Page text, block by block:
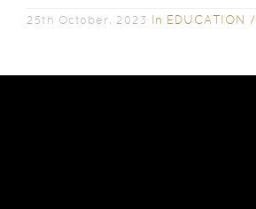
25th October, 2023 In EDUCATION /